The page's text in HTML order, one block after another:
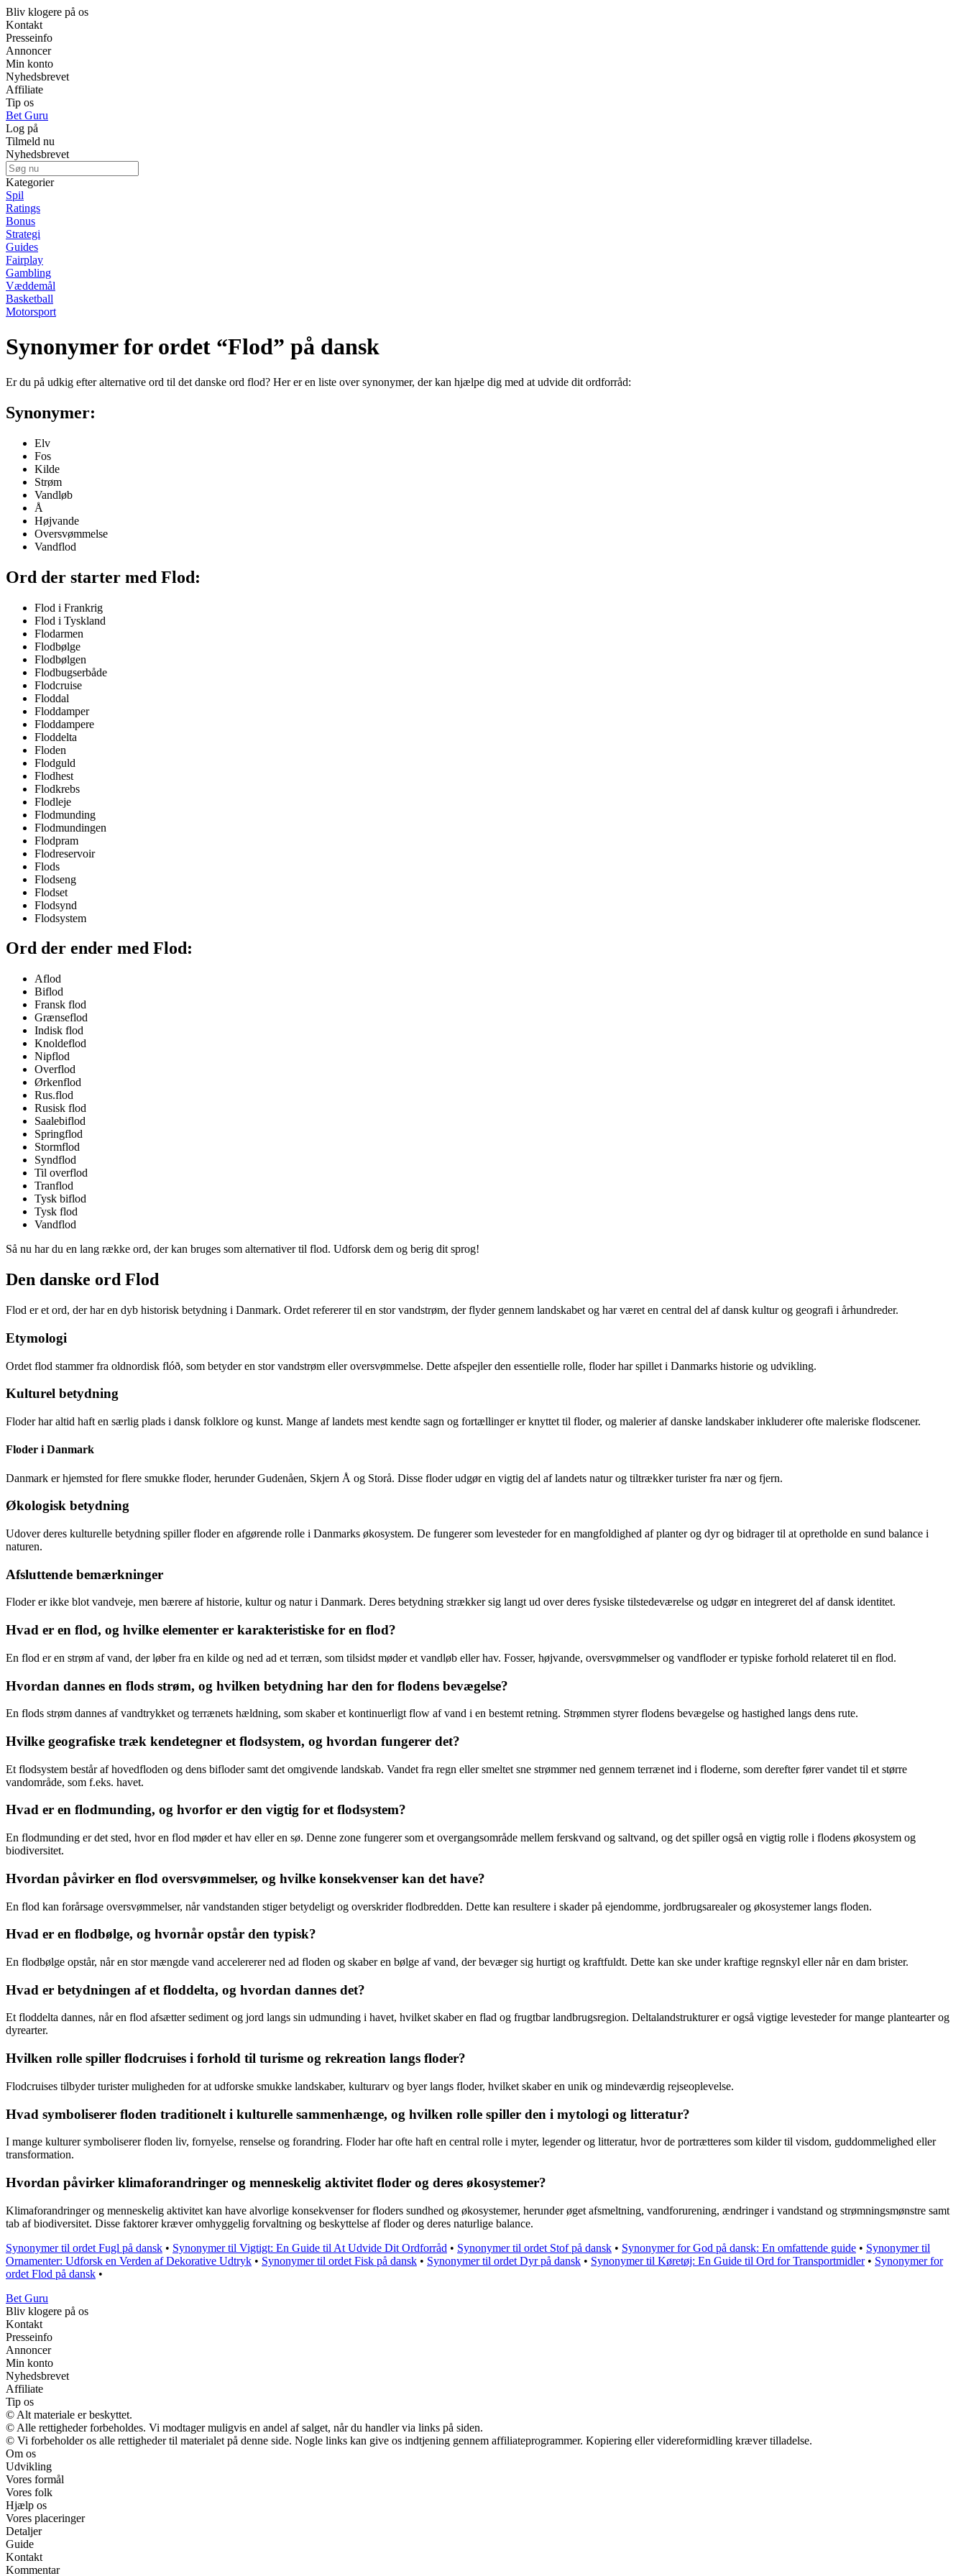
Bliv klogere på os
Kontakt
Presseinfo
Annoncer
Min konto
Nyhedsbrevet
Affiliate
Tip os
Bet Guru
Log på
Tilmeld nu
Nyhedsbrevet
Kategorier
Spil
Ratings
Bonus
Strategi
Guides
Fairplay
Gambling
Væddemål
Basketball
Motorsport
Synonymer for ordet “Flod” på dansk
Er du på udkig efter alternative ord til det danske ord flod? Her er en liste over synonymer, der kan hjælpe dig med at udvide dit ordforråd:
Synonymer:
Elv
Fos
Kilde
Strøm
Vandløb
Å
Højvande
Oversvømmelse
Vandflod
Ord der starter med Flod:
Flod i Frankrig
Flod i Tyskland
Flodarmen
Flodbølge
Flodbølgen
Flodbugserbåde
Flodcruise
Floddal
Floddamper
Floddampere
Floddelta
Floden
Flodguld
Flodhest
Flodkrebs
Flodleje
Flodmunding
Flodmundingen
Flodpram
Flodreservoir
Flods
Flodseng
Flodset
Flodsynd
Flodsystem
Ord der ender med Flod:
Aflod
Biflod
Fransk flod
Grænseflod
Indisk flod
Knoldeflod
Nipflod
Overflod
Ørkenflod
Rus.flod
Rusisk flod
Saalebiflod
Springflod
Stormflod
Syndflod
Til overflod
Tranflod
Tysk biflod
Tysk flod
Vandflod
Så nu har du en lang række ord, der kan bruges som alternativer til flod. Udforsk dem og berig dit sprog!
Den danske ord Flod
Flod er et ord, der har en dyb historisk betydning i Danmark. Ordet refererer til en stor vandstrøm, der flyder gennem landskabet og har været en central del af dansk kultur og geografi i århundreder.
Etymologi
Ordet flod stammer fra oldnordisk flóð, som betyder en stor vandstrøm eller oversvømmelse. Dette afspejler den essentielle rolle, floder har spillet i Danmarks historie og udvikling.
Kulturel betydning
Floder har altid haft en særlig plads i dansk folklore og kunst. Mange af landets mest kendte sagn og fortællinger er knyttet til floder, og malerier af danske landskaber inkluderer ofte maleriske flodscener.
Floder i Danmark
Danmark er hjemsted for flere smukke floder, herunder Gudenåen, Skjern Å og Storå. Disse floder udgør en vigtig del af landets natur og tiltrækker turister fra nær og fjern.
Økologisk betydning
Udover deres kulturelle betydning spiller floder en afgørende rolle i Danmarks økosystem. De fungerer som levesteder for en mangfoldighed af planter og dyr og bidrager til at opretholde en sund balance i
naturen.
Afsluttende bemærkninger
Floder er ikke blot vandveje, men bærere af historie, kultur og natur i Danmark. Deres betydning strækker sig langt ud over deres fysiske tilstedeværelse og udgør en integreret del af dansk identitet.
Hvad er en flod, og hvilke elementer er karakteristiske for en flod?
En flod er en strøm af vand, der løber fra en kilde og ned ad et terræn, som tilsidst møder et vandløb eller hav. Fosser, højvande, oversvømmelser og vandfloder er typiske forhold relateret til en flod.
Hvordan dannes en flods strøm, og hvilken betydning har den for flodens bevægelse?
En flods strøm dannes af vandtrykket og terrænets hældning, som skaber et kontinuerligt flow af vand i en bestemt retning. Strømmen styrer flodens bevægelse og hastighed langs dens rute.
Hvilke geografiske træk kendetegner et flodsystem, og hvordan fungerer det?
Et flodsystem består af hovedfloden og dens bifloder samt det omgivende landskab. Vandet fra regn eller smeltet sne strømmer ned gennem terrænet ind i floderne, som derefter fører vandet til et større
vandområde, som f.eks. havet.
Hvad er en flodmunding, og hvorfor er den vigtig for et flodsystem?
En flodmunding er det sted, hvor en flod møder et hav eller en sø. Denne zone fungerer som et overgangsområde mellem ferskvand og saltvand, og det spiller også en vigtig rolle i flodens økosystem og
biodiversitet.
Hvordan påvirker en flod oversvømmelser, og hvilke konsekvenser kan det have?
En flod kan forårsage oversvømmelser, når vandstanden stiger betydeligt og overskrider flodbredden. Dette kan resultere i skader på ejendomme, jordbrugsarealer og økosystemer langs floden.
Hvad er en flodbølge, og hvornår opstår den typisk?
En flodbølge opstår, når en stor mængde vand accelererer ned ad floden og skaber en bølge af vand, der bevæger sig hurtigt og kraftfuldt. Dette kan ske under kraftige regnskyl eller når en dam brister.
Hvad er betydningen af et floddelta, og hvordan dannes det?
Et floddelta dannes, når en flod afsætter sediment og jord langs sin udmunding i havet, hvilket skaber en flad og frugtbar landbrugsregion. Deltalandstrukturer er også vigtige levesteder for mange plantearter og
dyrearter.
Hvilken rolle spiller flodcruises i forhold til turisme og rekreation langs floder?
Flodcruises tilbyder turister muligheden for at udforske smukke landskaber, kulturarv og byer langs floder, hvilket skaber en unik og mindeværdig rejseoplevelse.
Hvad symboliserer floden traditionelt i kulturelle sammenhænge, og hvilken rolle spiller den i mytologi og litteratur?
I mange kulturer symboliserer floden liv, fornyelse, renselse og forandring. Floder har ofte haft en central rolle i myter, legender og litteratur, hvor de portrætteres som kilder til visdom, guddommelighed eller
transformation.
Hvordan påvirker klimaforandringer og menneskelig aktivitet floder og deres økosystemer?
Klimaforandringer og menneskelig aktivitet kan have alvorlige konsekvenser for floders sundhed og økosystemer, herunder øget afsmeltning, vandforurening, ændringer i vandstand og strømningsmønstre samt
tab af biodiversitet. Disse faktorer kræver omhyggelig forvaltning og beskyttelse af floder og deres naturlige balance.
Synonymer til ordet Fugl på dansk • Synonymer til Vigtigt: En Guide til At Udvide Dit Ordforråd • Synonymer til ordet Stof på dansk • Synonymer for God på dansk: En omfattende guide • Synonymer til
Ornamenter: Udforsk en Verden af Dekorative Udtryk • Synonymer til ordet Fisk på dansk • Synonymer til ordet Dyr på dansk • Synonymer til Køretøj: En Guide til Ord for Transportmidler• Synonymer for
ordet Flod på dansk •
Bet Guru
Bliv klogere på os
Kontakt
Presseinfo
Annoncer
Min konto
Nyhedsbrevet
Affiliate
Tip os
© Alt materiale er beskyttet.
© Alle rettigheder forbeholdes. Vi modtager muligvis en andel af salget, når du handler via links på siden.
© Vi forbeholder os alle rettigheder til materialet på denne side. Nogle links kan give os indtjening gennem affiliateprogrammer. Kopiering eller videreformidling kræver tilladelse.
Om os
Udvikling
Vores formål
Vores folk
Hjælp os
Vores placeringer
Detaljer
Guide
Kontakt
Kommentar